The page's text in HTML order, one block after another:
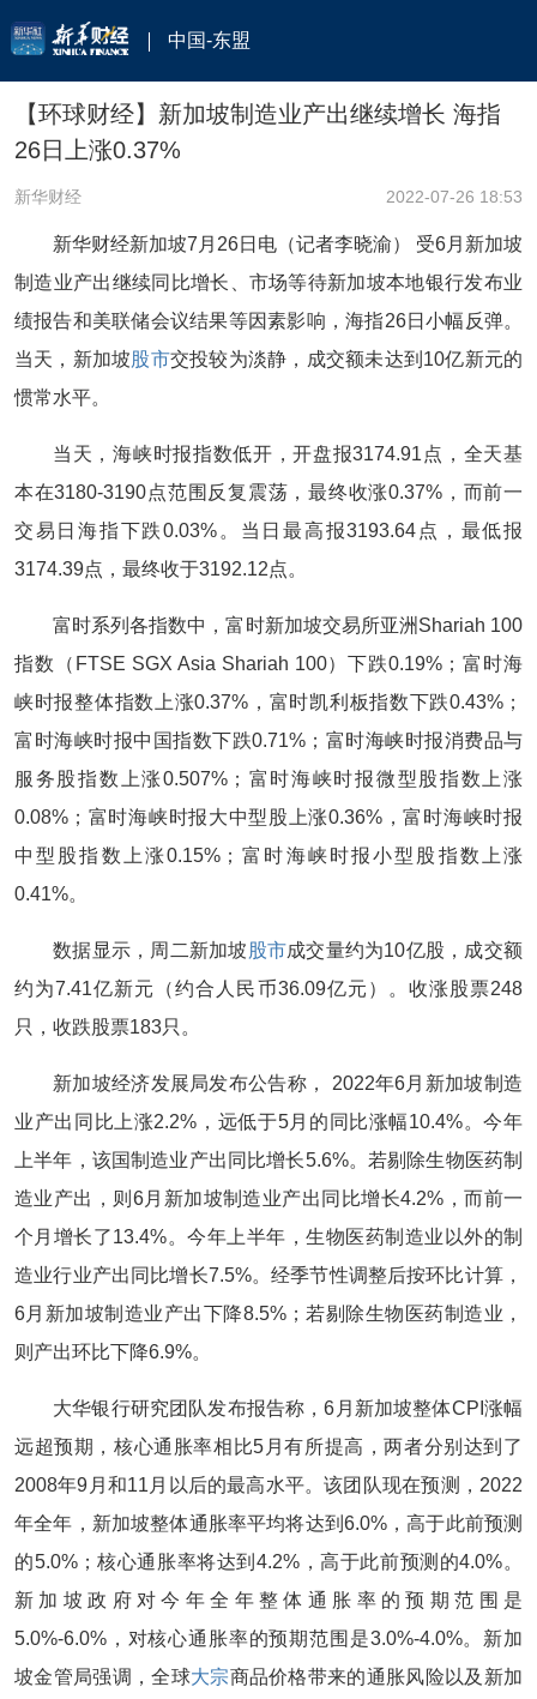
中国-东盟
【环球财经】新加坡制造业产出继续增长 海指
26日上涨0.37%
新华财经 2022-07-26 18:53
新华财经新加坡7月26日电（记者李晓渝） 受6月新加坡
制造业产出继续同比增长、市场等待新加坡本地银行发布业
绩报告和美联储会议结果等因素影响，海指26日小幅反弹。
当天，新加坡 股市交投较为淡静，成交额未达到10亿新元的
惯常水平。
当天，海峡时报指数低开，开盘报3174.91点，全天基
本在3180-3190点范围反复震荡，最终收涨0.37%，而前一
交易日海指下跌0.03%。当日最高报3193.64点，最低报
3174.39点，最终收于3192.12点。
富时系列各指数中，富时新加坡交易所亚洲Shariah 100
指数（FTSE SGX Asia Shariah 100）下跌0.19%；富时海
峡时报整体指数上涨0.37%，富时凯利板指数下跌0.43%；
富时海峡时报中国指数下跌0.71%；富时海峡时报消费品与
服务股指数上涨0.507%；富时海峡时报微型股指数上涨
0.08%；富时海峡时报大中型股上涨0.36%，富时海峡时报
中型股指数上涨0.15%；富时海峡时报小型股指数上涨
0.41%。
数据显示，周二新加坡 股市成交量约为10亿股，成交额
约为7.41亿新元（约合人民币36.09亿元）。收涨股票248
只，收跌股票183只。
新加坡经济发展局发布公告称， 2022年6月新加坡制造
业产出同比上涨2.2%，远低于5月的同比涨幅10.4%。今年
上半年，该国制造业产出同比增长5.6%。若剔除生物医药制
造业产出，则6月新加坡制造业产出同比增长4.2%，而前一
个月增长了13.4%。今年上半年，生物医药制造业以外的制
造业行业产出同比增长7.5%。经季节性调整后按环比计算，
6月新加坡制造业产出下降8.5%；若剔除生物医药制造业，
则产出环比下降6.9%。
大华银行研究团队发布报告称，6月新加坡整体CPI涨幅
远超预期，核心通胀率相比5月有所提高，两者分别达到了
2008年9月和11月以后的最高水平。该团队现在预测，2022
年全年，新加坡整体通胀率平均将达到6.0%，高于此前预测
的5.0%；核心通胀率将达到4.2%，高于此前预测的4.0%。
新加坡政府对今年全年整体通胀率的预期范围是
5.0%-6.0%，对核心通胀率的预期范围是3.0%-4.0%。新加
坡金管局强调，全球大宗商品价格带来的通胀风险以及新加